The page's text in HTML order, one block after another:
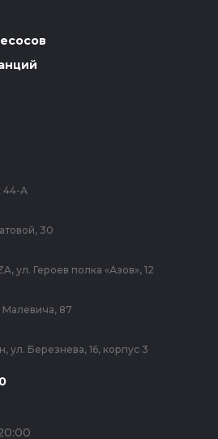
44-А
30
ул. Героев полка «Азов», 12
Малевича, 87
ул. Березнева, 16, корпус 3